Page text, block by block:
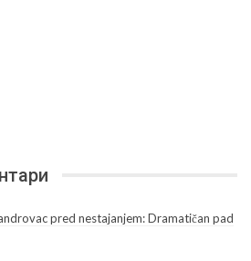
pred nestajanjem: Dramatičan pad